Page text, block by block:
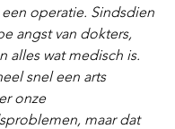
operatie. Sindsdien
angst van dokters,
alles wat medisch is.
snel een arts
onze
maar dat